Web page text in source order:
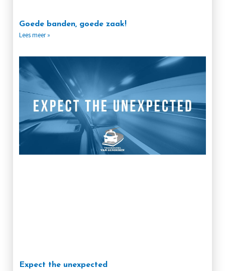
Goede banden, goede zaak!
Lees meer »
Expect the unexpected